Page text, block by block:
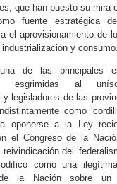
que han puesto su mira
fuente estratégica
el aprovisionamiento de
y consumo.
de las principales
esgrimidas al
y legisladores de las
como
oponerse a la Ley
el Congreso de la
del
como una
de la Nación sobre